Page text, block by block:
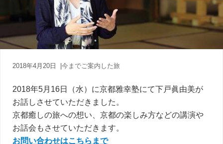
育
ち
案
人
な
た
に
り
2018年4月20日 |今までご案内した旅
2018年5月16日（水）に京都雅幸塾にて下戸眞由美が
お話しさせていただきました。
京都癒しの旅への想い、京都の楽しみ方などの講演や
お話会もさせていただきます。
お問い合わせはこちらまで